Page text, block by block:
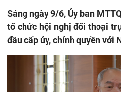
Sáng ngày 9/6, Ủy ban
tổ chức hội nghị đối thoại
đầu cấp ủy, chính quyền với